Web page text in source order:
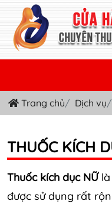
TRANG CHỦ
THUỐC NƯỚC KÍCH DỤC
THUỐC VIÊN KÍCH DỤC
Trang chủ Dịch vụ
THUỐC KÍCH
Thuốc kích dục NỮ
được sử dụng rất